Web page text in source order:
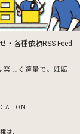
・各種依頼RSS Feed
しく適量で。 妊娠
は、